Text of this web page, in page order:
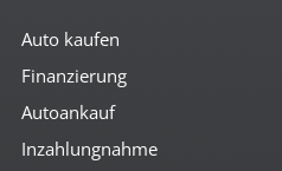
Auto kaufen
Finanzierung
Autoankauf
Inzahlungnahme